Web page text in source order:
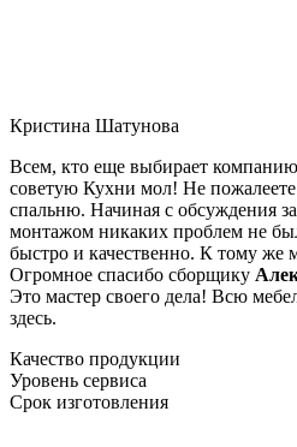
Кристина Шатунова
Всем, кто еще выбирает
советую Кухни мол! Не
спальню. Начиная с обсуждения
монтажом никаких проблем не
быстро и качественно. К тому же
Огромное спасибо сборщику
Это мастер своего дела! Всю
здесь.
Качество продукции
Уровень сервиса
Срок изготовления